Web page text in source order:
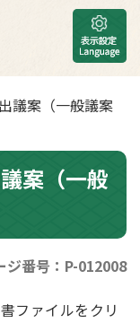
議案（一般議案
案（一般
ジ番号：P-012008
ファイルをクリ